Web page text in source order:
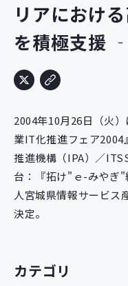
定型コース
カスタマイズコース
新規開発サービス
導入事例
イベント・セミナー
ニュース
採用情報
リアにおけ
を積極支援 ‐
2004年10月26日（火
業IT化推進フェア
推進機構（IPA）／
台：『拓け"ｅ-みやぎ
人宮城県情報サービス
決定。
カテゴリ